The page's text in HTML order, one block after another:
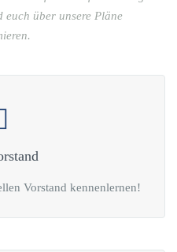
euch über unsere Pläne
Vorstand kennenlernen!